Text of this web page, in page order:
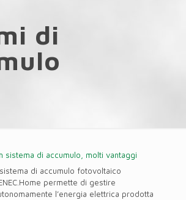
di
sistema di accumulo, molti vantaggi
di accumulo fotovoltaico
permette di gestire
l’energia elettrica prodotta